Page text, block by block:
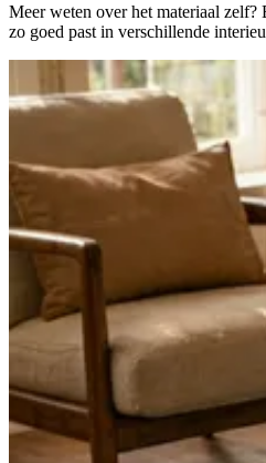
Meer weten over het materiaal zelf?
zo goed past in verschillende